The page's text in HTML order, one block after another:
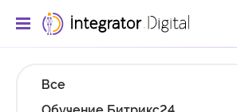
Ссылка на главную страницу
Все